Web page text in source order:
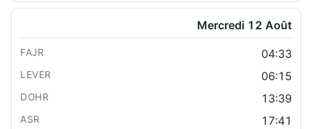
Mercredi 12 Août
04:33
06:15
13:39
17:41